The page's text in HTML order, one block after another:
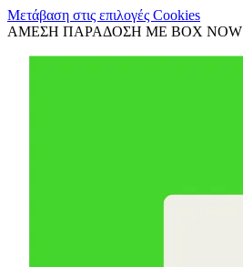
Μετάβαση στις επιλογές Cookies
ΑΜΕΣΗ ΠΑΡΑΔΟΣΗ ΜΕ BOX NOW